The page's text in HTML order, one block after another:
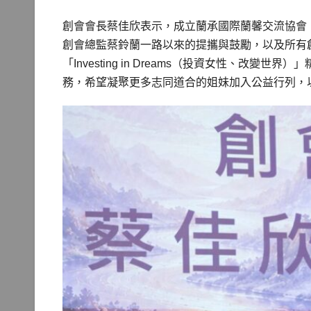
創會會長蔡佳欣表示，成立蘭承國際蘭馨交流協
創會總監蔡鈴蘭一路以來的提攜與鼓勵，以及所
「Investing in Dreams（投資女性、改變世界）
務，希望凝聚更多志同道合的姐妹加入公益行列